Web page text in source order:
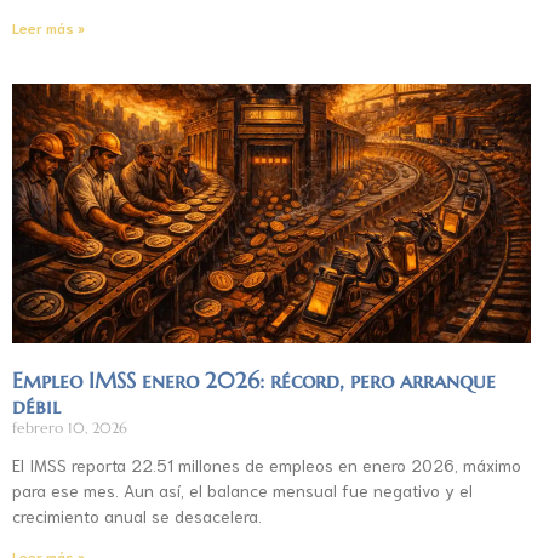
Leer más »
Empleo IMSS enero 2026: récord, pero arranque
débil
febrero 10, 2026
El IMSS reporta 22.51 millones de empleos en enero 2026, máximo
para ese mes. Aun así, el balance mensual fue negativo y el
crecimiento anual se desacelera.